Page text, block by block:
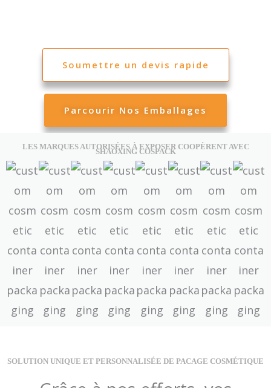
Soumettre un devis rapide
Parcourir Nos Emballages
LES MARQUES AUTORISÉES À EXPOSER COOPÈRENT AVEC
SHAOXING COSPACK
SOLUTION UNIQUE ET PERSONNALISÉE DE PACAGE COSMÉTIQUE